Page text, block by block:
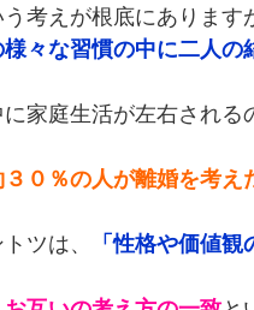
考えが根底にあります
々な習慣の中に二人の
家庭生活が左右される
０％の人が離婚を考え
ツは、
「性格や価値観